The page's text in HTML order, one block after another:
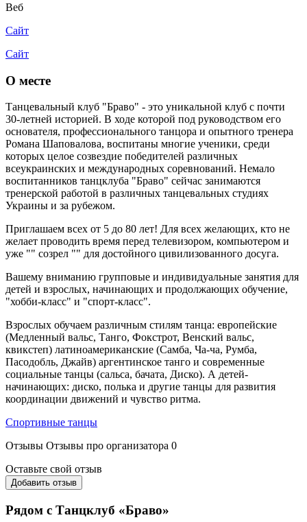
Веб
Сайт
Сайт
О месте
Танцевальный клуб "Браво" - это уникальной клуб с почти
30-летней историей. В ходе которой под руководством его
основателя, профессионального танцора и опытного тренера
Романа Шаповалова, воспитаны многие ученики, среди
которых целое созвездие победителей различных
всеукраинских и международных соревнований. Немало
воспитанников танцклуба "Браво" сейчас занимаются
тренерской работой в различных танцевальных студиях
Украины и за рубежом.
Приглашаем всех от 5 до 80 лет! Для всех желающих, кто не
желает проводить время перед телевизором, компьютером и
уже "" созрел "" для достойного цивилизованного досуга.
Вашему вниманию групповые и индивидуальные занятия для
детей и взрослых, начинающих и продолжающих обучение,
"хобби-класс" и "спорт-класс".
Взрослых обучаем различным стилям танца: европейские
(Медленный вальс, Танго, Фокстрот, Венский вальс,
квикстеп) латиноамериканские (Самба, Ча-ча, Румба,
Пасодобль, Джайв) аргентинское танго и современные
социальные танцы (сальса, бачата, Диско). А детей-
начинающих: диско, полька и другие танцы для развития
координации движений и чувство ритма.
Спортивные танцы
Отзывы Отзывы про организатора 0
Оставьте свой отзыв
Добавить отзыв
Рядом с Танцклуб «Браво»